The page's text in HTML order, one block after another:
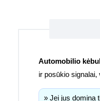
Automobilio
ir posūkio
» Jei jus domina